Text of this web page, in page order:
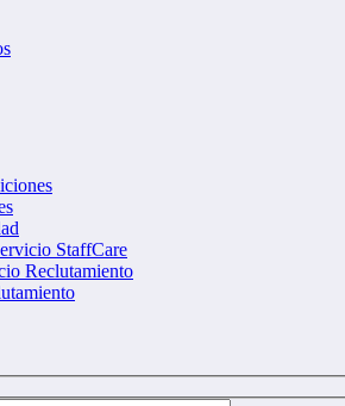
StaffCare
Reclutamiento